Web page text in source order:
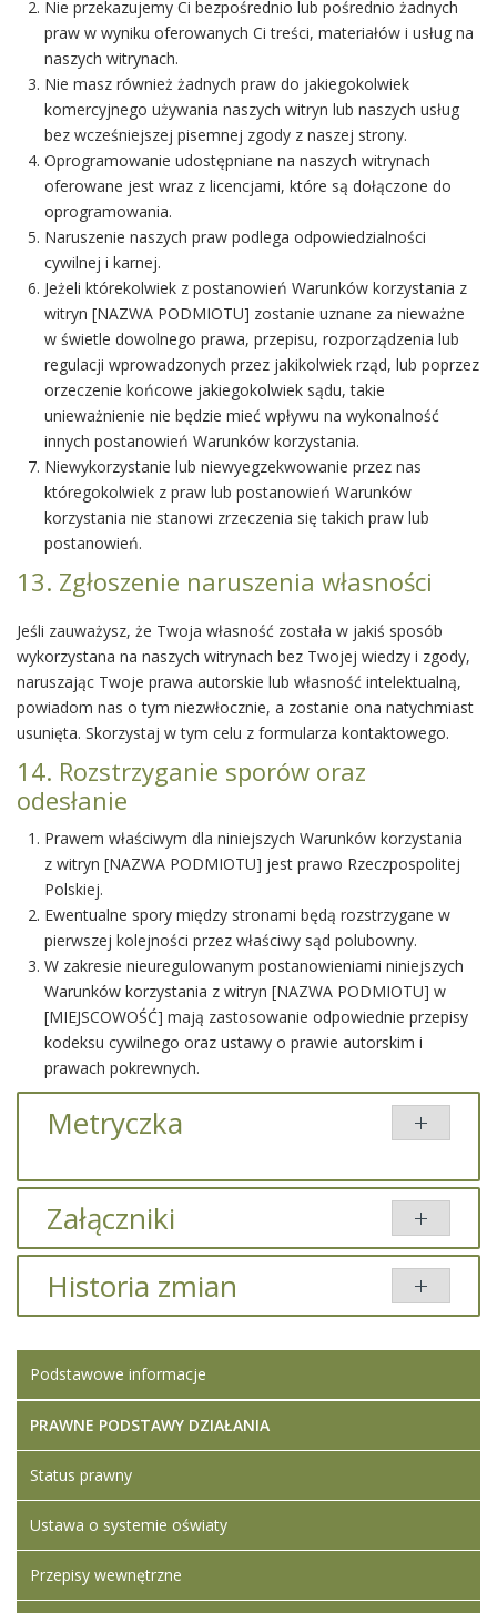
Nie przekazujemy Ci bezpośrednio lub pośrednio żadnych
praw w wyniku oferowanych Ci treści, materiałów i usług na
naszych witrynach.
Nie masz również żadnych praw do jakiegokolwiek
komercyjnego używania naszych witryn lub naszych usług
bez wcześniejszej pisemnej zgody z naszej strony.
Oprogramowanie udostępniane na naszych witrynach
oferowane jest wraz z licencjami, które są dołączone do
oprogramowania.
Naruszenie naszych praw podlega odpowiedzialności
cywilnej i karnej.
Jeżeli którekolwiek z postanowień Warunków korzystania z
witryn [NAZWA PODMIOTU] zostanie uznane za nieważne
w świetle dowolnego prawa, przepisu, rozporządzenia lub
regulacji wprowadzonych przez jakikolwiek rząd, lub poprzez
orzeczenie końcowe jakiegokolwiek sądu, takie
unieważnienie nie będzie mieć wpływu na wykonalność
innych postanowień Warunków korzystania.
Niewykorzystanie lub niewyegzekwowanie przez nas
któregokolwiek z praw lub postanowień Warunków
korzystania nie stanowi zrzeczenia się takich praw lub
postanowień.
13. Zgłoszenie naruszenia własności
Jeśli zauważysz, że Twoja własność została w jakiś sposób
wykorzystana na naszych witrynach bez Twojej wiedzy i zgody,
naruszając Twoje prawa autorskie lub własność intelektualną,
powiadom nas o tym niezwłocznie, a zostanie ona natychmiast
usunięta. Skorzystaj w tym celu z formularza kontaktowego.
14. Rozstrzyganie sporów oraz
odesłanie
Prawem właściwym dla niniejszych Warunków korzystania
z witryn [NAZWA PODMIOTU] jest prawo Rzeczpospolitej
Polskiej.
Ewentualne spory między stronami będą rozstrzygane w
pierwszej kolejności przez właściwy sąd polubowny.
W zakresie nieuregulowanym postanowieniami niniejszych
Warunków korzystania z witryn [NAZWA PODMIOTU] w
[MIEJSCOWOŚĆ] mają zastosowanie odpowiednie przepisy
kodeksu cywilnego oraz ustawy o prawie autorskim i
prawach pokrewnych.
Metryczka
Załączniki
Brak załączników.
Historia zmian
Podstawowe informacje
PRAWNE PODSTAWY DZIAŁANIA
Status prawny
Ustawa o systemie oświaty
Przepisy wewnętrzne